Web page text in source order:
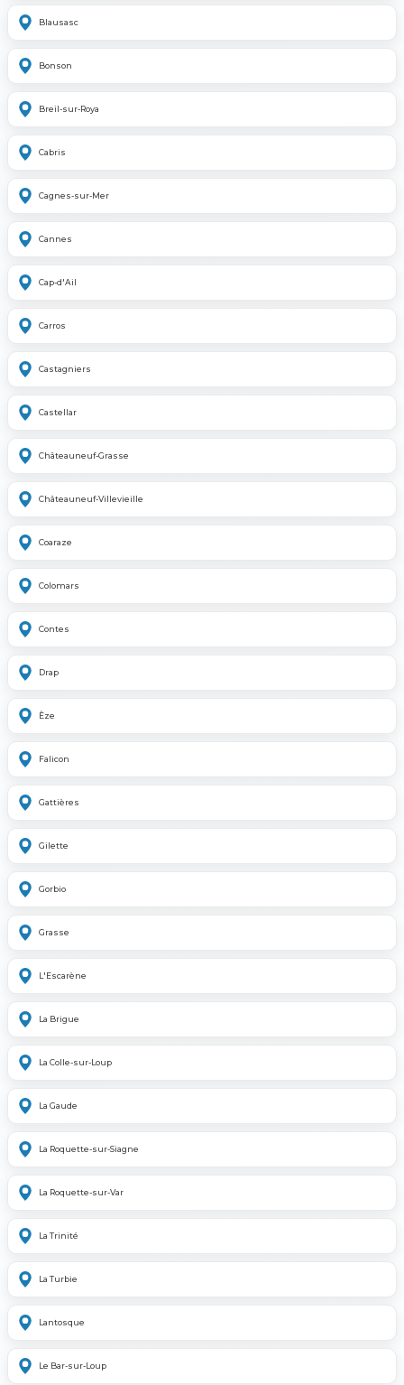
Blausasc
Bonson
Breil-sur-Roya
Cabris
Cagnes-sur-Mer
Cannes
Cap-d'Ail
Carros
Castagniers
Castellar
Châteauneuf-Grasse
Châteauneuf-Villevieille
Coaraze
Colomars
Contes
Drap
Èze
Falicon
Gattières
Gilette
Gorbio
Grasse
L'Escarène
La Brigue
La Colle-sur-Loup
La Gaude
La Roquette-sur-Siagne
La Roquette-sur-Var
La Trinité
La Turbie
Lantosque
Le Bar-sur-Loup